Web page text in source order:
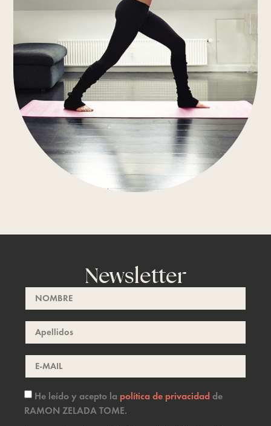
Newsletter
He leído y acepto la política de privacidadde
RAMON ZELADA TOME.